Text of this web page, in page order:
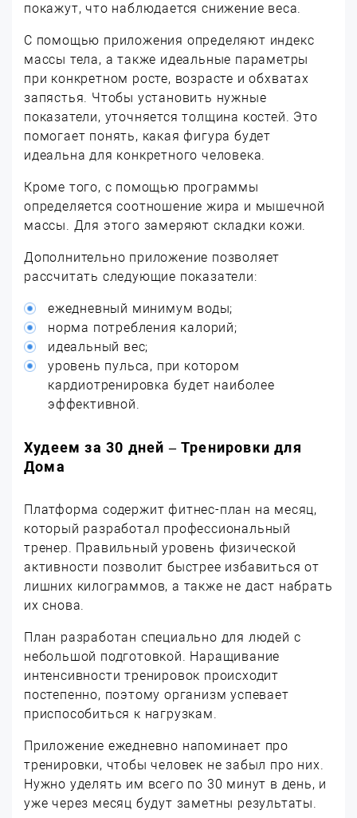
покажут, что наблюдается снижение веса.
С помощью приложения определяют индекс
массы тела, а также идеальные параметры
при конкретном росте, возрасте и обхватах
запястья. Чтобы установить нужные
показатели, уточняется толщина костей. Это
помогает понять, какая фигура будет
идеальна для конкретного человека.
Кроме того, с помощью программы
определяется соотношение жира и мышечной
массы. Для этого замеряют складки кожи.
Дополнительно приложение позволяет
рассчитать следующие показатели:
ежедневный минимум воды;
норма потребления калорий;
идеальный вес;
уровень пульса, при котором
кардиотренировка будет наиболее
эффективной.
Худеем за 30 дней – Тренировки для
Дома
Платформа содержит фитнес-план на месяц,
который разработал профессиональный
тренер. Правильный уровень физической
активности позволит быстрее избавиться от
лишних килограммов, а также не даст набрать
их снова.
План разработан специально для людей с
небольшой подготовкой. Наращивание
интенсивности тренировок происходит
постепенно, поэтому организм успевает
приспособиться к нагрузкам.
Приложение ежедневно напоминает про
тренировки, чтобы человек не забыл про них.
Нужно уделять им всего по 30 минут в день, и
уже через месяц будут заметны результаты.